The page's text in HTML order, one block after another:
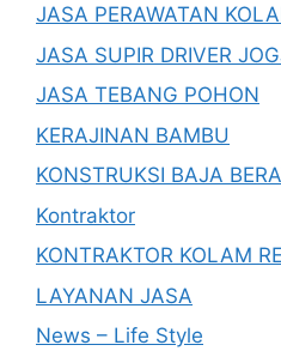
JASA PERAWATAN
JASA SUPIR DRIVER
JASA TEBANG POHON
KERAJINAN BAMBU
KONSTRUKSI BAJA
Kontraktor
KONTRAKTOR KOLAM
LAYANAN JASA
News – Life Style